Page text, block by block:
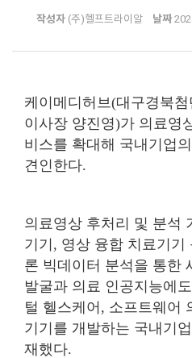
작성자 (주)헬프트라이알 날짜
케이메디허브(대구경북
이사장 양진영)가 의료영
비스를 확대해 국내기업
견인한다.
의료영상 후처리 및 분석
기기, 영상 융합 치료기기
론 빅데이터 분석을 통한
발굴과 의료 인공지능에
털 헬스케어, 소프트웨어
기기를 개발하는 국내기
재했다.